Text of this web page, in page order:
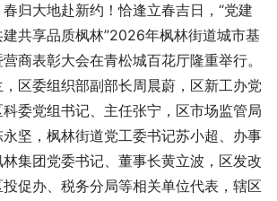
归大地赴新约！恰逢立春吉日，“党建
共享品质枫林”2026年枫林街道城市基
商表彰大会在青松城百花厅隆重举行。
区委组织部副部长周晨蔚，区新工办党
委党组书记、主任张宁，区市场监管局
坚，枫林街道党工委书记苏小超、办事
集团党委书记、董事长黄立波，区发改
促办、税务分局等相关单位代表，辖区